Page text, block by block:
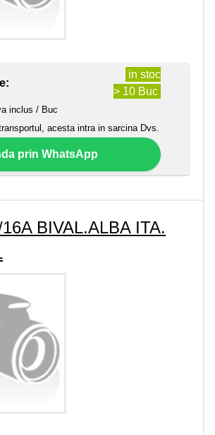
in stoc
> 10 Buc
inclus / Buc
acesta intra in sarcina Dvs.
prin WhatsApp
BIVAL.ALBA ITA.